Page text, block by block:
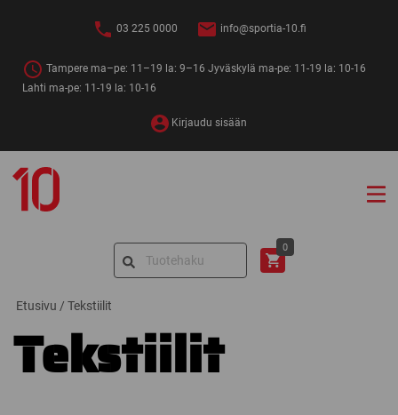
03 225 0000 info@sportia-10.fi
Tampere ma–pe: 11–19 la: 9–16 Jyväskylä ma-pe: 11-19 la: 10-16
Lahti ma-pe: 11-19 la: 10-16
Kirjaudu sisään
10
Search
0
Etusivu / Tekstiilit
Tekstiilit